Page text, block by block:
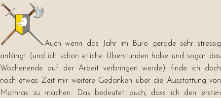
Auch wenn das Jahr im Büro gerade sehr stressig
anfängt (und ich schon etliche Überstunden habe und sogar das
Wochenende auf der Arbeit verbringen werde) finde ich doch
noch etwas Zeit mir weitere Gedanken über die Ausstattung von
Mathras zu machen. Das bedeutet auch, dass ich den ersten